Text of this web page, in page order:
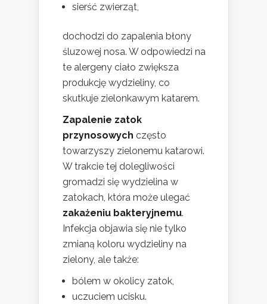
sierść zwierząt,
dochodzi do zapalenia błony
śluzowej nosa. W odpowiedzi na
te alergeny ciało zwiększa
produkcję wydzieliny, co
skutkuje zielonkawym katarem.
Zapalenie zatok
przynosowych często
towarzyszy zielonemu katarowi.
W trakcie tej dolegliwości
gromadzi się wydzielina w
zatokach, która może ulegać
zakażeniu bakteryjnemu.
Infekcja objawia się nie tylko
zmianą koloru wydzieliny na
zielony, ale także:
bólem w okolicy zatok,
uczuciem ucisku.